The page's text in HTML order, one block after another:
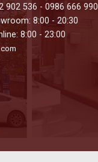
902 536 - 0986 666 990
8:00 - 20:30
8:00 - 23:00